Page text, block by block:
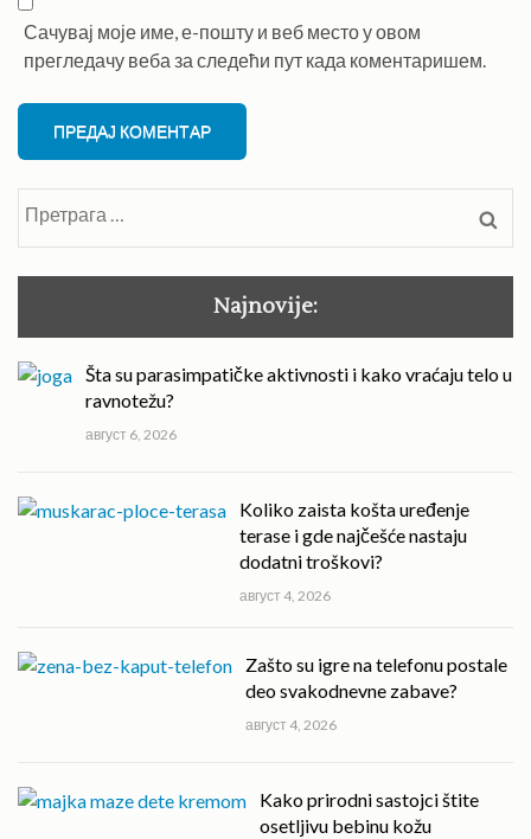
Сачувај моје име, е-пошту и веб место у овом
прегледачу веба за следећи пут када коментаришем.
Najnovije:
Šta su parasimpatičke aktivnosti i kako vraćaju telo u
ravnotežu?
август 6, 2026
Koliko zaista košta uređenje
terase i gde najčešće nastaju
dodatni troškovi?
август 4, 2026
Zašto su igre na telefonu postale
deo svakodnevne zabave?
август 4, 2026
Kako prirodni sastojci štite
osetljivu bebinu kožu